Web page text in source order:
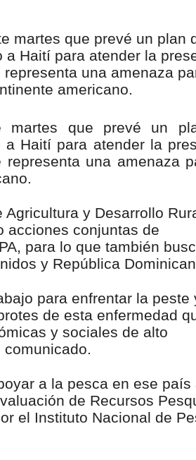
martes que prevé un
Haití para atender la
una amenaza
y Desarrollo
acciones conjuntas de
para lo que también
y República
para enfrentar la peste
de esta enfermedad
y sociales de alto
comunicado.
a la pesca en ese país
de Recursos
el Instituto Nacional de